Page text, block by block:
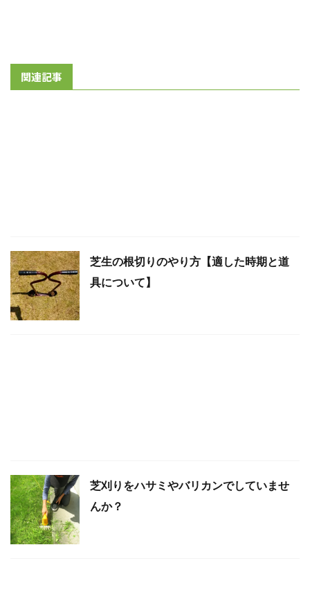
関連記事
芝生の根切りのやり方【適した時期と道
具について】
芝刈りをハサミやバリカンでしていませ
んか？